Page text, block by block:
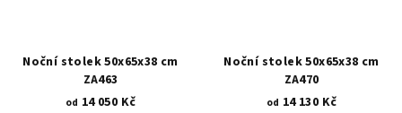
Noční stolek 50x65x38 cm
ZA463
od 14 050 Kč
Noční stolek 50x65x38 cm
ZA470
od 14 130 Kč